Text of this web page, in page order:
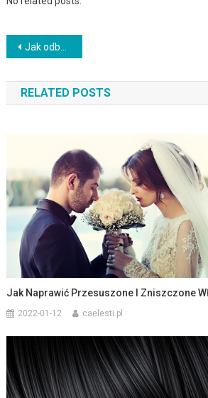
Nawigacja
wpisu
Jak odbudować zniszczone włosy?
RELATED POSTS
Jak Naprawić Przesuszone I Zniszczone
2022-01-12 caelesti.pl